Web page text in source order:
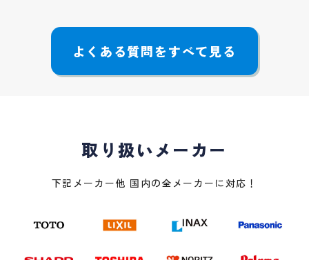
よくある質問をすべて見る
取り扱いメーカー
下記メーカー他 国内の全メーカーに対応！